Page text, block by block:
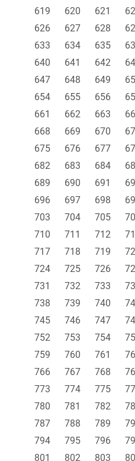
619
620 621
626
627 628
633
634 635
640
641 642
647
648 649
654
655 656
661
662 663
668
669 670
675
676 677
682
683 684
689
690 691
696
697 698
703
704 705
710
711 712
717
718 719
724
725 726
731
732 733
738
739 740
745
746 747
752
753 754
759
760 761
766
767 768
773
774 775
780
781 782
787
788 789
794
795 796
801
802 803